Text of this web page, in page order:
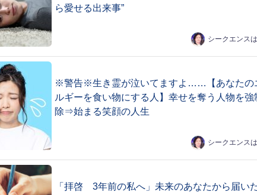
ら愛せる出来事”
シークエンス
※警告※生き霊が泣いてますよ……【あなたの
ルギーを食い物にする人】幸せを奪う人物を強
除⇒始まる笑顔の人生
シークエンス
「拝啓 3年前の私へ」未来のあなたから届い